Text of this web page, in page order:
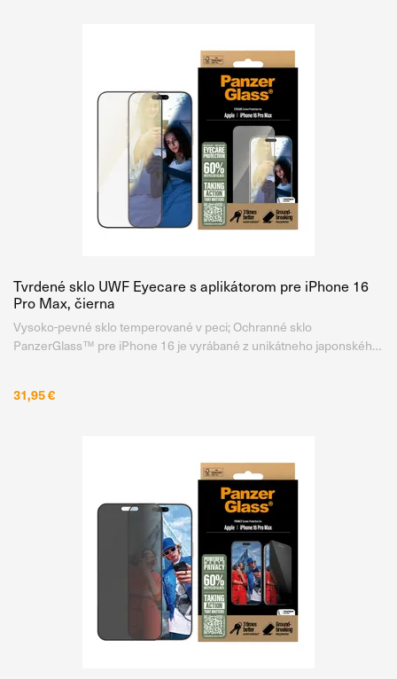
Tvrdené sklo UWF Eyecare s aplikátorom pre iPhone 16
Pro Max, čierna
Vysoko-pevné sklo temperované v peci; Ochranné sklo
PanzerGlass™ pre iPhone 16 je vyrábané z unikátneho japonského
31,95 €